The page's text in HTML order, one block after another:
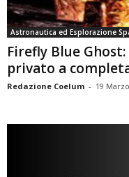
Astronautica ed Esplorazione
Firefly Blue
privato a
Redazione Coelum - 19